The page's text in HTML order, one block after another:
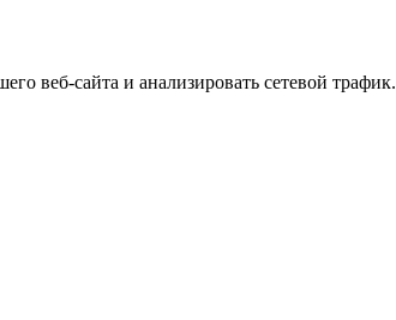
веб-сайта и анализировать сетевой трафик.